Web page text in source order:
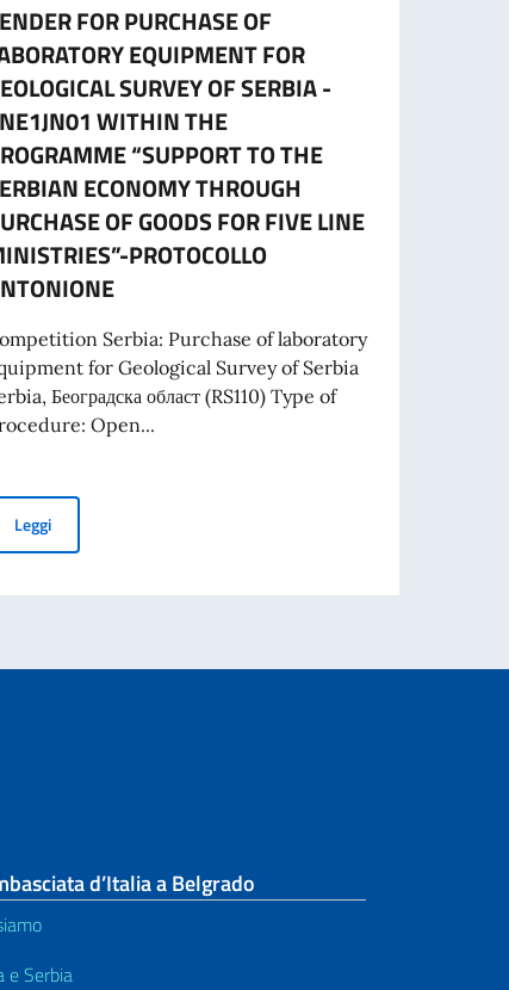
DEL CONSIGLIO DEI MINISTRI E MINISTRO DEGLI AFFARI
PROMOSSI DA ENTI DEL SETTORE PRIVATO
FOR PURCHASE OF
EQUIPMENT FOR
SURVEY OF SERBIA -
WITHIN THE
“SUPPORT TO THE
ECONOMY THROUGH
OF GOODS FOR FIVE LINE
PROTOCOLLO
Serbia: Purchase of laboratory
for Geological Survey of Serbia
Београдска област (RS110) Type of
Open...
LeggiTENDER FOR PURCHASE OF LABORATORY EQUIPMENT FOR
d’Italia a Belgrado
e Serbia